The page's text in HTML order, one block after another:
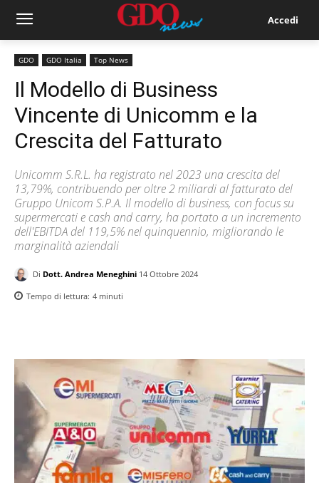
Accedi
GDO GDO Italia Top News
Il Modello di Business
Vincente di Unicomm e la
Crescita del Fatturato
Unicomm S.R.L. ha registrato nel 2023 una crescita del
13,79%, contribuendo per oltre 2 miliardi al fatturato del
Gruppo Unicom S.P.A. Il modello di business, con focus su
supermercati e cash and carry, ha portato a un incremento
dell'EBITDA del 119,5% nel quinquennio, migliorando le
marginalità aziendali
Di Dott. Andrea Meneghini 14 Ottobre 2024
Tempo di lettura: 4 minuti